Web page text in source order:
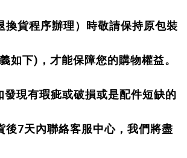
換貨程序辦理）時敬請保持原包裝
如下) ，才能保障您的購物權益。
發現有瑕疵或破損或是配件短缺的
後7天內聯絡客服中心，我們將盡